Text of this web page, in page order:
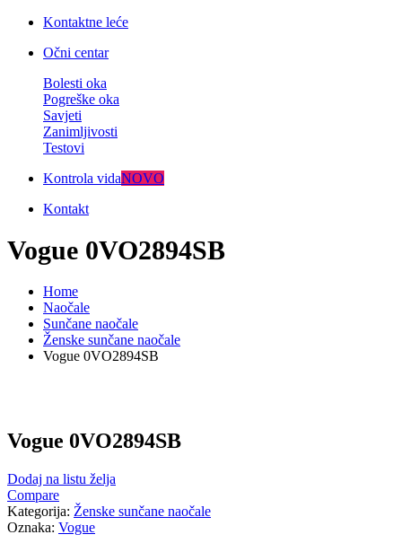
Kontaktne leće
Očni centar
Bolesti oka
Pogreške oka
Savjeti
Zanimljivosti
Testovi
Kontrola vidaNOVO
Kontakt
Vogue 0VO2894SB
Home
Naočale
Sunčane naočale
Ženske sunčane naočale
Vogue 0VO2894SB
Vogue 0VO2894SB
Dodaj na listu želja
Compare
Kategorija: Ženske sunčane naočale
Oznaka: Vogue